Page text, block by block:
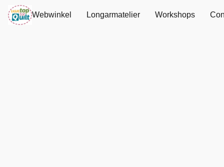
Webwinkel Longarmatelier Workshops